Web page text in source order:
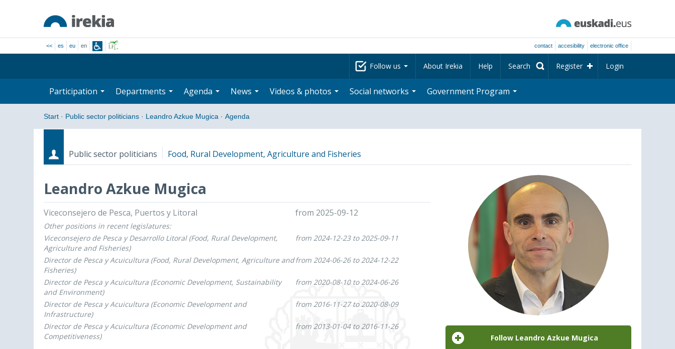
<< es eu en contact accesibility electronic office
Follow us About Irekia Help Search Register Login
Participation Departments Agenda News Videos & photos Social networks Government Program
Start · Public sector politicians · Leandro Azkue Mugica · Agenda
Public sector politicians Food, Rural Development, Agriculture and Fisheries
Leandro Azkue Mugica
RolesStart date - End date
Viceconsejero de Pesca, Puertos y Litoral from 2025-09-12
Other positions in recent legislatures:
Viceconsejero de Pesca y Desarrollo Litoral (Food, Rural Development,
Agriculture and Fisheries)
from 2024-12-23 to 2025-09-11
Director de Pesca y Acuicultura (Food, Rural Development, Agriculture and
Fisheries)
from 2024-06-26 to 2024-12-22
Director de Pesca y Acuicultura (Economic Development, Sustainability
and Environment)
from 2020-08-10 to 2024-06-26
Director de Pesca y Acuicultura (Economic Development and
Infrastructure)
from 2016-11-27 to 2020-08-09
Director de Pesca y Acuicultura (Economic Development and
Competitiveness)
from 2013-01-04 to 2016-11-26